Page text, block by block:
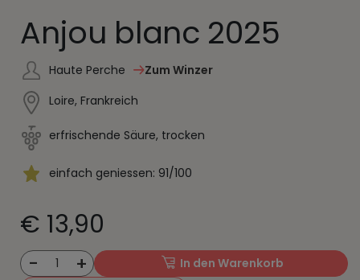
Anjou blanc 2025
Haute Perche
Zum Winzer
Loire, Frankreich
erfrischende Säure, trocken
einfach geniessen: 91/100
€ 13,90
- 1 +
In den Warenkorb